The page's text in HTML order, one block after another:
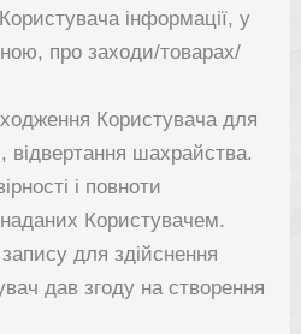
інформації, у
про заходи/товарах/
Користувача для
відвертання шахрайства.
і повноти
Користувачем.
для здійснення
дав згоду на створення